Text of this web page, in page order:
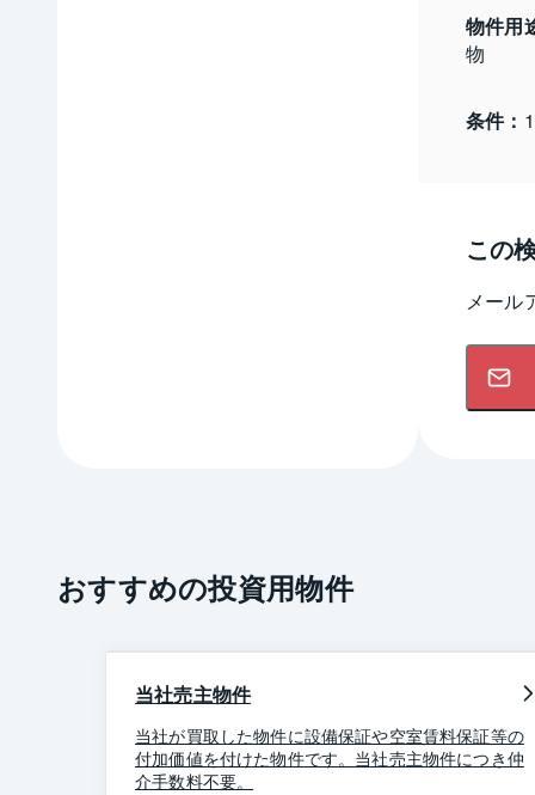
物件用
物
条件：
この
メール
おすすめの投資用物件
当社売主物件
当社が買取した物件に設備保証や空室賃料保証等の
付加価値を付けた物件です。当社売主物件につき仲
介手数料不要。